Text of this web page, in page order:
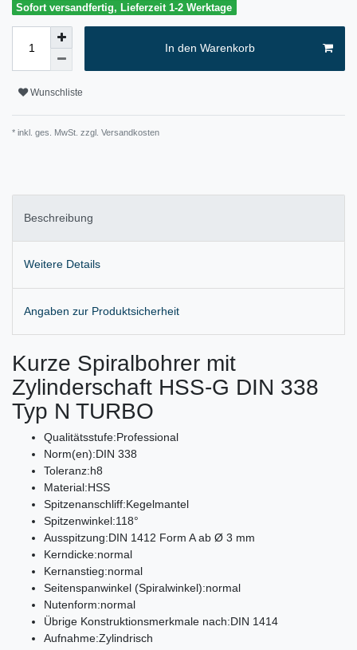
Sofort versandfertig, Lieferzeit 1-2 Werktage
In den Warenkorb
Wunschliste
* inkl. ges. MwSt. zzgl. Versandkosten
Beschreibung
Weitere Details
Angaben zur Produktsicherheit
Kurze Spiralbohrer mit
Zylinderschaft HSS-G DIN 338
Typ N TURBO
Qualitätsstufe:Professional
Norm(en):DIN 338
Toleranz:h8
Material:HSS
Spitzenanschliff:Kegelmantel
Spitzenwinkel:118°
Ausspitzung:DIN 1412 Form A ab Ø 3 mm
Kerndicke:normal
Kernanstieg:normal
Seitenspanwinkel (Spiralwinkel):normal
Nutenform:normal
Übrige Konstruktionsmerkmale nach:DIN 1414
Aufnahme:Zylindrisch